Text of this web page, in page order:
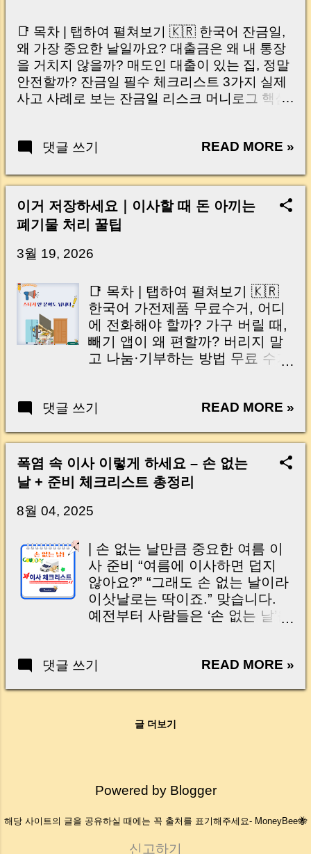
📑 목차 | 탭하여 펼쳐보기 🇰🇷 한국어 잔금일,
왜 가장 중요한 날일까요? 대출금은 왜 내 통장
을 거치지 않을까? 매도인 대출이 있는 집, 정말
안전할까? 잔금일 필수 체크리스트 3가지 실제
사고 사례로 보는 잔금일 리스크 머니로그 핵심
Your Account Is It Safe If the Seller Has a
Real Risks and Mistakes to Avoid MoneyLog
Key Takeaway 혹시 이런 생각 해보신 적 있으
신가요? “잔금일… 그냥 돈 보내고 끝나는 거 아
닌가요?” 하지만 현장에서 보면 전혀 그렇지 않
습니다. 잔금일은 ‘서류 몇 장 처리하는 날’이 아
이는 가장 긴장되는 순간 입니다. 실제로 제가
중개 현장에서 겪었던 일입니다. 금요일 오후 3
시, 이체 한도에 막혀 송금이 멈췄고 그 자리에
서 계약이 무산될 뻔한 아찔한 상황이 있었습니
다. 또 어떤 분은 이렇게 말씀하십니다. “내 대출
인데 왜 내 통장으로 안 들어오죠?” “매도인이 대
사실은 ‘구조’를 몰라서 생기는 걱정입니다. 그래
서 오늘은 잔금일에 실제로 돈이 어떻게 움직이
는지, 왜 사고가 나는지, 그리고 무엇을 꼭 준비
드리겠습니다. 이 글 하나만 제대로 이해하시면,
잔금일이 더 이상 두려운 날이 아니라 “내 집을
Introduction (Tap to expand) Have you ever
댓글 쓰기 READ MORE »
이거 저장하세요｜이사할 때 돈 아끼는
폐기물 처리 꿀팁
3월 19, 2026
📑 목차 | 탭하여 펼쳐보기 🇰🇷
한국어 가전제품 무료수거, 어디
에 전화해야 할까? 가구 버릴 때,
빼기 앱이 왜 편할까? 버리지 말
고 나눔·기부하는 방법 무료 수거
하는 올바른 폐기 방법 자주 묻는
to call for free appliance pickup
Why the “Bigi” app is the easiest
for furniture disposal Sharing and
donation instead of throwing
away List of items eligible for
accepted How to avoid fines
when disposing items Frequently
asked questions (Q&A) 요즘 이
사 준비하면서 가장 골치 아픈 게
뭔지 아시죠? 바로 냉장고, 세탁
기, 가구 같은 대형 폐기물 처리
지?” “버리려면 돈 얼마나 들지?”
“그냥 내놓으면 안 되나?” 이런 고
민하다가 신고 없이 버렸다가 과
많습니다. 특히 바쁜 이사 당일에
도 간편하게 버릴 수 있는 방법 이
이면 냉장고·세탁기 무료 수거,
앱 하나면 스티커 없이 가구 처리,
댓글 쓰기 READ MORE »
폭염 속 이사 이렇게 하세요 – 손 없는
날 + 준비 체크리스트 총정리
8월 04, 2025
| 손 없는 날만큼 중요한 여름 이
사 준비 “여름에 이사하면 덥지
않아요?” “그래도 손 없는 날이라
이삿날로는 딱이죠.” 맞습니다.
예전부터 사람들은 ‘손 없는 날’을
바로 이 날이에요. 하지만… 손 없
격 폭등… 이사 한 번 잘못 잡으면
날을 똑똑하게 활용하면서 ✔️ 여
름 이사 스트레스를 확 줄이는 실
전 꿀팁 을 정리해드릴게요. 이 글
는 에어컨 없이도 시원하게, 후회
댓글 쓰기 READ MORE »
글 더보기
Powered by Blogger
해당 사이트의 글을 공유하실 때에는 꼭 출처를 표기해주세요- MoneyBee🐝
신고하기